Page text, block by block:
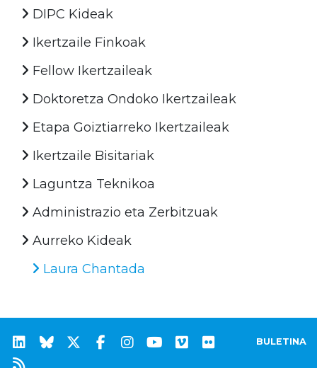
DIPC Kideak
Ikertzaile Finkoak
Fellow Ikertzaileak
Doktoretza Ondoko Ikertzaileak
Etapa Goiztiarreko Ikertzaileak
Ikertzaile Bisitariak
Laguntza Teknikoa
Administrazio eta Zerbitzuak
Aurreko Kideak
Laura Chantada
BULETINA